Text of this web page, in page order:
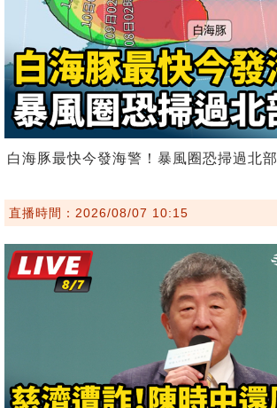
白海豚最快今發海警！暴風圈恐掃過北部
直播時間：2026/08/07 10:15